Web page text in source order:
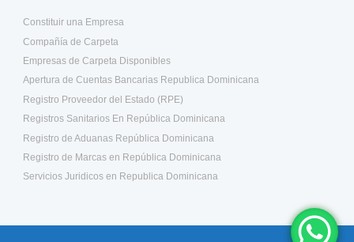
Constituir una Empresa
Compañía de Carpeta
Empresas de Carpeta Disponibles
Apertura de Cuentas Bancarias Republica Dominicana
Registro Proveedor del Estado (RPE)
Registros Sanitarios En República Dominicana
Registro de Aduanas República Dominicana
Registro de Marcas en República Dominicana
Servicios Juridicos en Republica Dominicana